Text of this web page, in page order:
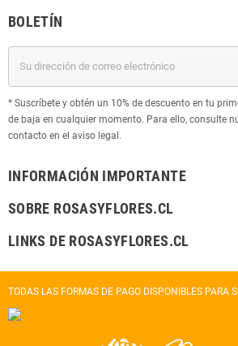
BOLETÍN
* Suscríbete y obtén un 10% de descuento en tu
de baja en cualquier momento. Para ello, consulte
contacto en el aviso legal.
INFORMACIÓN IMPORTANTE
SOBRE ROSASYFLORES.CL
LINKS DE ROSASYFLORES.CL
TODAS LAS FORMAS DE PAGO DISPONIBLES PARA